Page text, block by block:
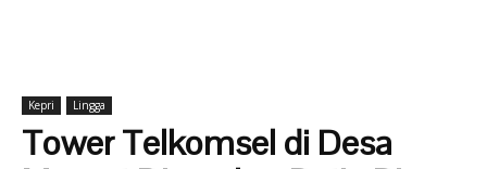
Kepri Lingga
Tower Telkomsel di Desa